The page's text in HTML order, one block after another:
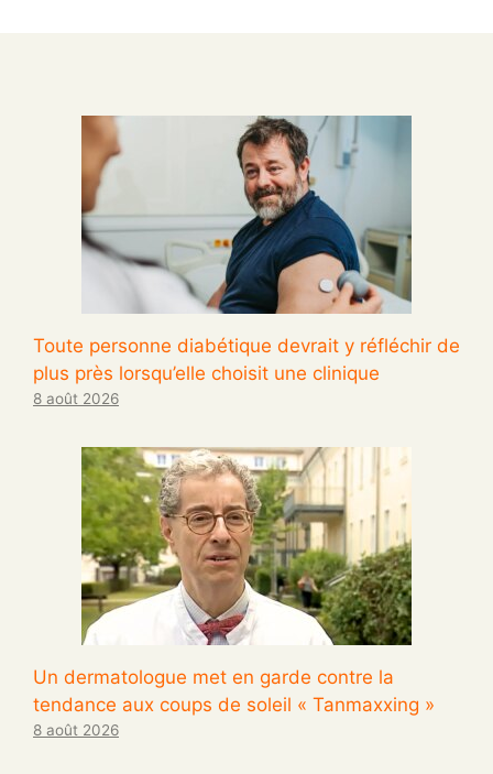
Toute personne diabétique devrait y réfléchir de
plus près lorsqu’elle choisit une clinique
8 août 2026
Un dermatologue met en garde contre la
tendance aux coups de soleil « Tanmaxxing »
8 août 2026